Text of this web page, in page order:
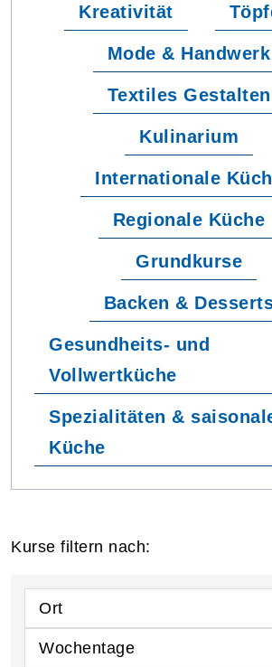
Kreativität
Mode & Handwerk
Textiles Gestalten
Kulinarium
Internationale
Regionale Küche
Grundkurse
Backen &
Gesundheits- und
Vollwertküche
Spezialitäten &
Küche
Kurse filtern nach:
Ort
Wochentage